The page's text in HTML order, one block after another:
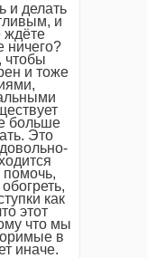
и делать
и
ждёте
ничего?
чтобы
и тоже
больше
Это
помочь,
как
этот
что мы
в
иначе.